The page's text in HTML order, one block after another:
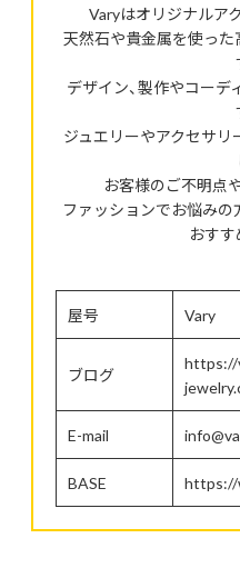
Varyはオリジナルア
天然石や貴金属を使っ
デザイン、製作やコー
ジュエリーやアクセサ
お客様のご不明点
ファッションでお悩み
おすす
屋号 Vary
ブログ
https://
E-mail
BASE https://